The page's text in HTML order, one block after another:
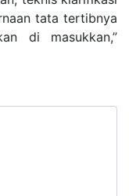
tata tertibnya
di masukkan,”